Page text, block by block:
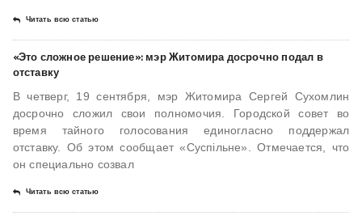
Читать всю статью
«Это сложное решение»: мэр Житомира досрочно подал в
отставку
В четверг, 19 сентября, мэр Житомира Сергей Сухомлин
досрочно сложил свои полномочия. Городской совет во
время тайного голосования единогласно поддержал
отставку. Об этом сообщает «Суспільне». Отмечается, что
он специально созвал
Читать всю статью